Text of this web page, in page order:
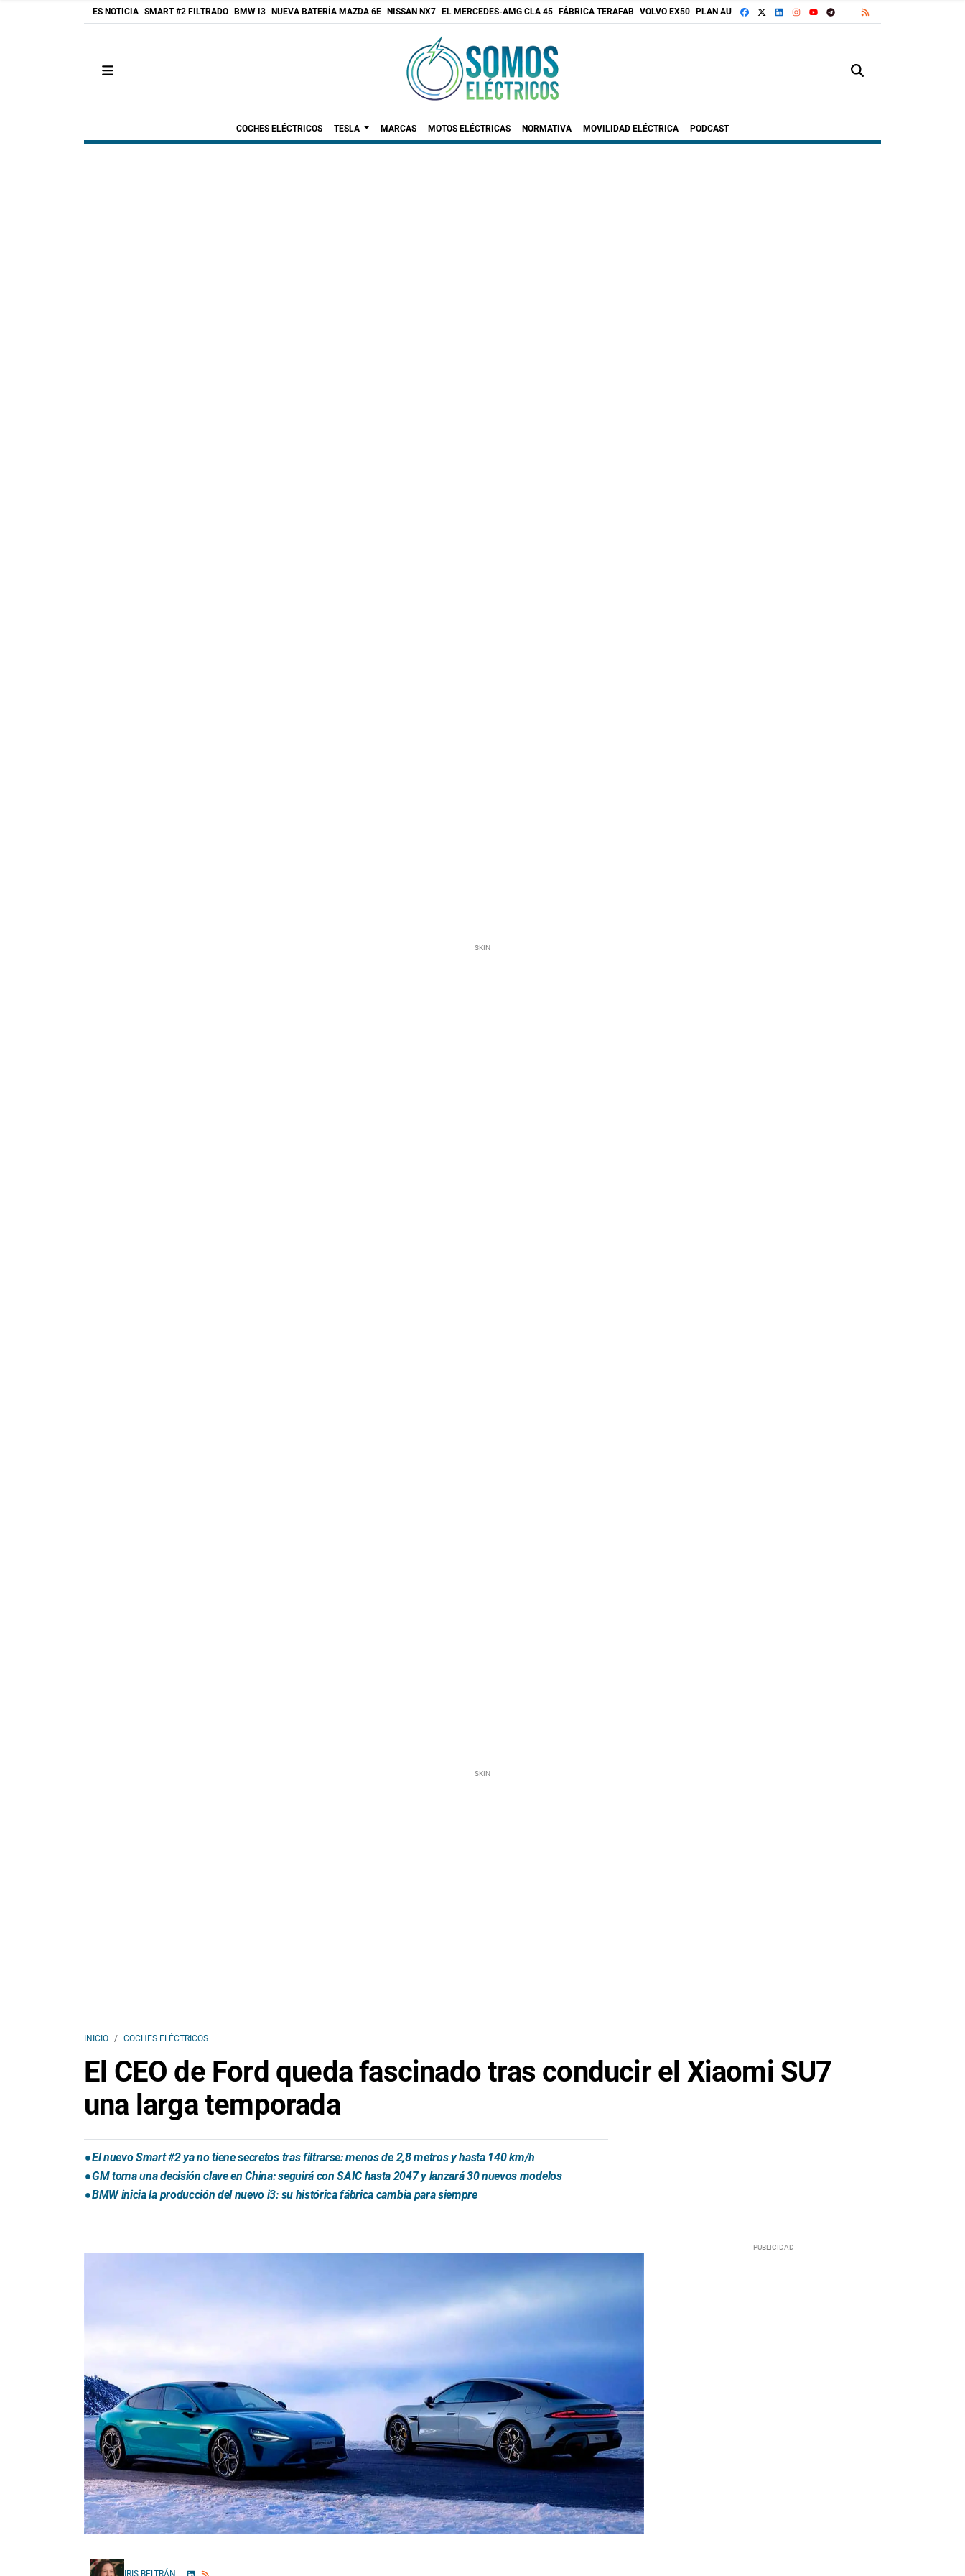
ES NOTICIA SMART #2 FILTRADO BMW I3 NUEVA BATERÍA MAZDA 6E NISSAN NX7 EL MERCEDES-AMG CLA 45 FÁBRICA TERAFAB VOLVO EX50 PLAN AUTO+FACEBOOKLINKEDININSTAGRAM
YOUTUBE
TELEGRAM
GOOGLE DISCOVER
COCHES ELÉCTRICOS TESLA MARCAS MOTOS ELÉCTRICAS NORMATIVA MOVILIDAD ELÉCTRICA PODCAST
INICIO COCHES ELÉCTRICOS
El CEO de Ford queda fascinado tras conducir el Xiaomi SU7
una larga temporada
El nuevo Smart #2 ya no tiene secretos tras filtrarse: menos de 2,8 metros y hasta 140 km/h
GM toma una decisión clave en China: seguirá con SAIC hasta 2047 y lanzará 30 nuevos modelos
BMW inicia la producción del nuevo i3: su histórica fábrica cambia para siempre
IRIS BELTRÁN